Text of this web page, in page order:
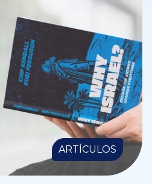
ARTÍCULOS